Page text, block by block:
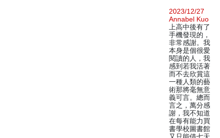
2023/12/27
Annabel Kuo
上高中後有了
手機發現的，
非常感謝。我
本身是個很愛
閱讀的人，我
感到若我活著
而不去欣賞這
一種人類的藝
術那將毫無意
義可言。總而
言之，萬分感
謝，我不知道
在每有能力買
書學校圖書館